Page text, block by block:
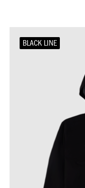
BLACK LINE